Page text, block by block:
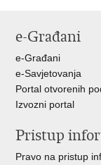
Facebooku
e-Građani
e-Građani
e-Savjetovanja
Portal otvorenih
Izvozni portal
Pristup
Pravo na pristup